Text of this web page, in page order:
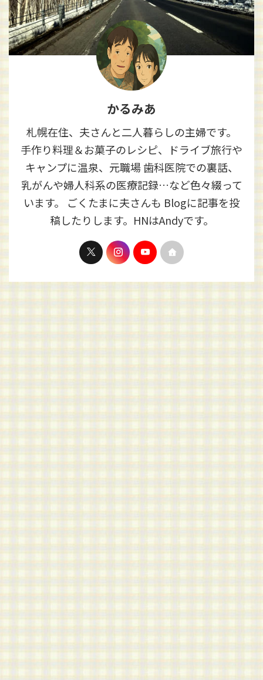
かるみあ
札幌在住、夫さんと二人暮らしの主婦です。
手作り料理＆お菓子のレシピ、ドライブ旅行や
キャンプに温泉、元職場 歯科医院での裏話、
乳がんや婦人科系の医療記録…など色々綴って
います。 ごくたまに夫さんも Blogに記事を投
稿したりします。HNはAndyです。